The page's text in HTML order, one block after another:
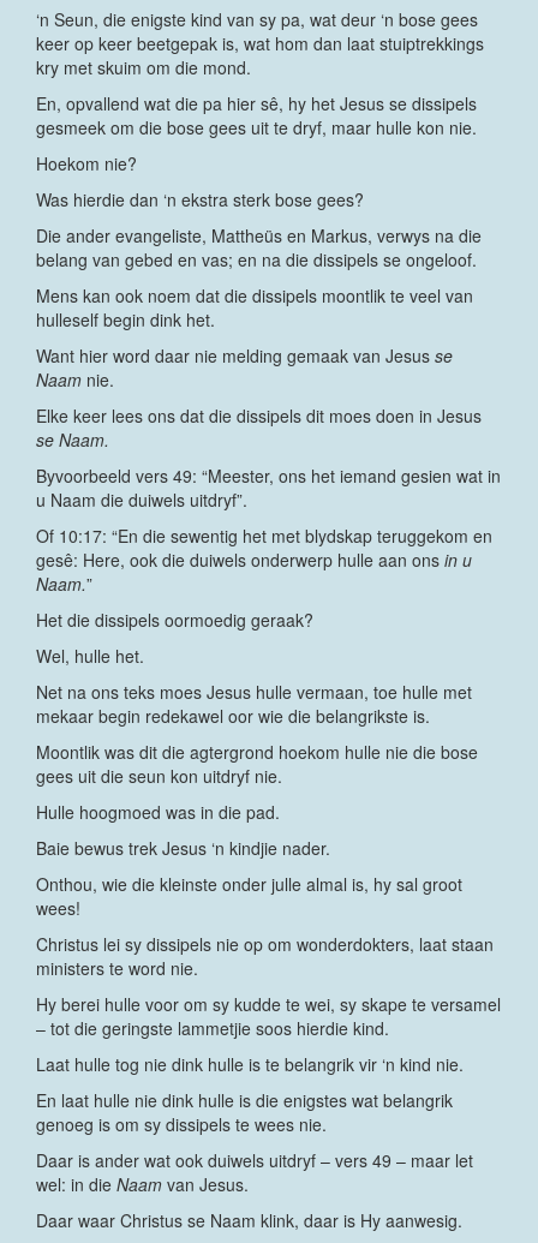
‘n Seun, die enigste kind van sy pa, wat deur ‘n bose gees
keer op keer beetgepak is, wat hom dan laat stuiptrekkings
kry met skuim om die mond.
En, opvallend wat die pa hier sê, hy het Jesus se dissipels
gesmeek om die bose gees uit te dryf, maar hulle kon nie.
Hoekom nie?
Was hierdie dan ‘n ekstra sterk bose gees?
Die ander evangeliste, Mattheüs en Markus, verwys na die
belang van gebed en vas; en na die dissipels se ongeloof.
Mens kan ook noem dat die dissipels moontlik te veel van
hulleself begin dink het.
Want hier word daar nie melding gemaak van Jesus se
Naam nie.
Elke keer lees ons dat die dissipels dit moes doen in Jesus
se Naam.
Byvoorbeeld vers 49: “Meester, ons het iemand gesien wat in
u Naam die duiwels uitdryf”.
Of 10:17: “En die sewentig het met blydskap teruggekom en
gesê: Here, ook die duiwels onderwerp hulle aan ons in u
Naam.”
Het die dissipels oormoedig geraak?
Wel, hulle het.
Net na ons teks moes Jesus hulle vermaan, toe hulle met
mekaar begin redekawel oor wie die belangrikste is.
Moontlik was dit die agtergrond hoekom hulle nie die bose
gees uit die seun kon uitdryf nie.
Hulle hoogmoed was in die pad.
Baie bewus trek Jesus ‘n kindjie nader.
Onthou, wie die kleinste onder julle almal is, hy sal groot
wees!
Christus lei sy dissipels nie op om wonderdokters, laat staan
ministers te word nie.
Hy berei hulle voor om sy kudde te wei, sy skape te versamel
– tot die geringste lammetjie soos hierdie kind.
Laat hulle tog nie dink hulle is te belangrik vir ‘n kind nie.
En laat hulle nie dink hulle is die enigstes wat belangrik
genoeg is om sy dissipels te wees nie.
Daar is ander wat ook duiwels uitdryf – vers 49 – maar let
wel: in die Naam van Jesus.
Daar waar Christus se Naam klink, daar is Hy aanwesig.